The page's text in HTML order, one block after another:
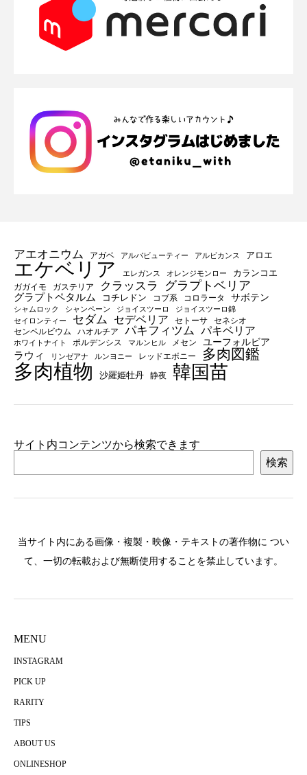
アエオニウム アガベ アルバビューティー アルビカンス アロエ
エケベリア エレガンス オレンジモンロー カランコエ
ガガイモ ガステリア クラッスラ グラプトベリア
グラプトペタルム コチレドン コブ系 コロラータ サボテン
シャムロック シャンペーン ジョイスツーロ
ジョイスツーロ錦
セイロンティー
セダム セデベリア セトーサ
セネシオ
センペルビウム
ハオルチア パキフィツム パキベリア
ホワイトナイト ポルデンシス マルンヒル メセン
ユーフォルビア
ラウィ
リンゼアナ ルンヨニー レッドエボニー 多肉図鑑
多肉植物 沙羅姫牡丹 静夜 韓国苗
サイト内コンテンツから検索できます
検索
当サイト内にある画像・複製・映像・テキストの著作物に つい
て、一切の転載および無断使用することを禁止しています。
MENU
INSTAGRAM
PICK UP
RARITY
TIPS
ABOUT US
ONLINESHOP